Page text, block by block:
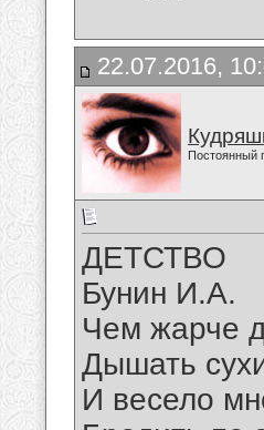
22.07.2016,
Постоянный
ДЕТСТВО
Бунин И.А.
Чем жарче
Дышать
И весело